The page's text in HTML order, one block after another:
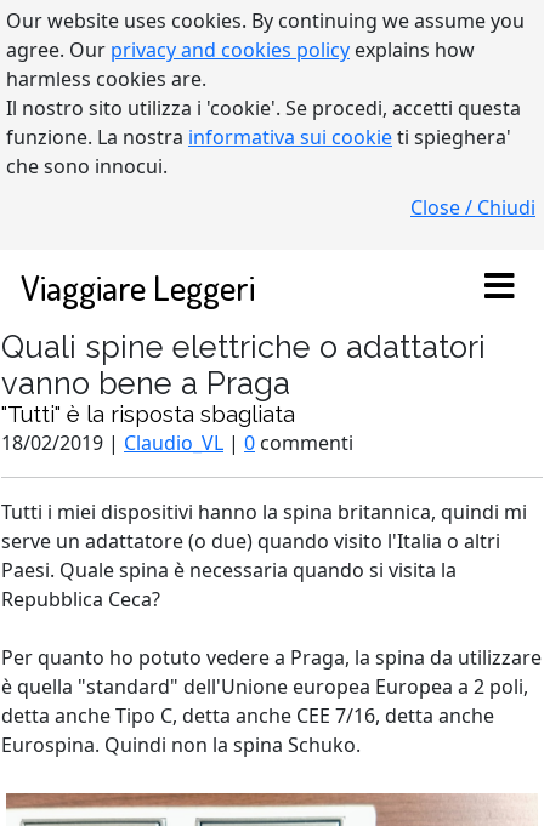
Our website uses cookies. By continuing we assume you
agree. Our privacy and cookies policy explains how
harmless cookies are.
Il nostro sito utilizza i 'cookie'. Se procedi, accetti questa
funzione. La nostra informativa sui cookieti spieghera'
che sono innocui.
Close / Chiudi
Viaggiare Leggeri
Quali spine elettriche o adattatori
vanno bene a Praga
"Tutti" è la risposta sbagliata
18/02/2019 | Claudio_VL | 0 commenti
Tutti i miei dispositivi hanno la spina britannica, quindi mi
serve un adattatore (o due) quando visito l'Italia o altri
Paesi. Quale spina è necessaria quando si visita la
Repubblica Ceca?
Per quanto ho potuto vedere a Praga, la spina da utilizzare
è quella "standard" dell'Unione europea Europea a 2 poli,
detta anche Tipo C, detta anche CEE 7/16, detta anche
Eurospina. Quindi non la spina Schuko.